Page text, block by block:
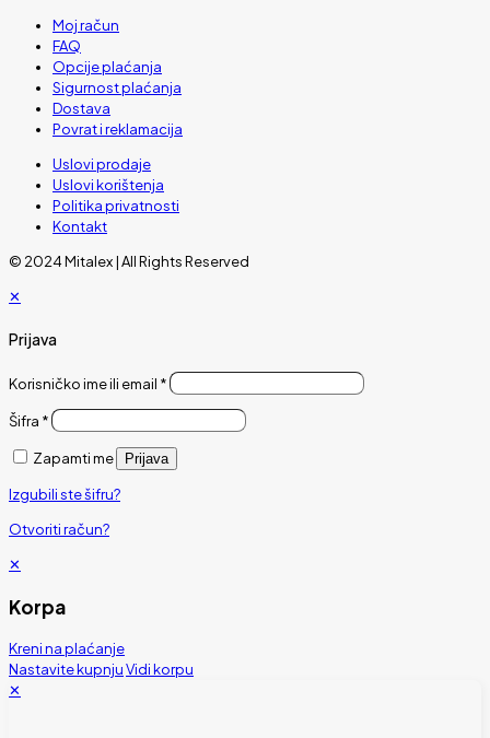
Moj račun
FAQ
Opcije plaćanja
Sigurnost plaćanja
Dostava
Povrat i reklamacija
Uslovi prodaje
Uslovi korištenja
Politika privatnosti
Kontakt
© 2024 Mitalex | All Rights Reserved
✕
Prijava
Korisničko ime ili email *
Šifra *
Zapamti me Prijava
Izgubili ste šifru?
Otvoriti račun?
✕
Korpa
Kreni na plaćanje
Nastavite kupnjuVidi korpu
✕